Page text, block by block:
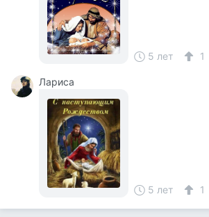
5 лет 1
Лариса
5 лет 1